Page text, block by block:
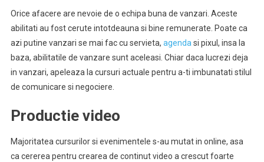
Orice afacere are nevoie de o echipa buna de vanzari. Aceste
abilitati au fost cerute intotdeauna si bine remunerate. Poate ca
azi putine vanzari se mai fac cu servieta, agendasi pixul, insa la
baza, abilitatile de vanzare sunt aceleasi. Chiar daca lucrezi deja
in vanzari, apeleaza la cursuri actuale pentru a-ti imbunatati stilul
de comunicare si negociere.
Productie video
Majoritatea cursurilor si evenimentele s-au mutat in online, asa
ca cererea pentru crearea de continut video a crescut foarte